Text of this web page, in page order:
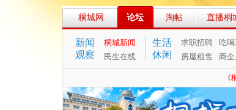
桐城网 论坛 淘帖 直播桐
新闻
观察
桐城新闻
民生在线
生活
休闲
求职招聘 吃
房屋租售
商